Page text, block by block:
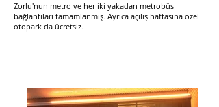
Zorlu'nun metro ve her iki yakadan metrobüs
bağlantıları tamamlanmış. Ayrıca açılış haftasına özel
otopark da ücretsiz.